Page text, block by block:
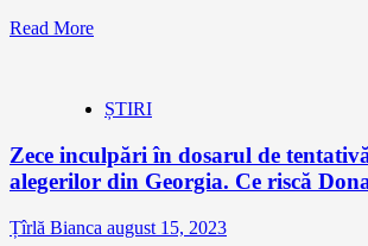
Read More
ȘTIRI
Zece inculpări în dosarul de
alegerilor din Georgia. Ce riscă
Țîrlă Bianca august 15, 2023